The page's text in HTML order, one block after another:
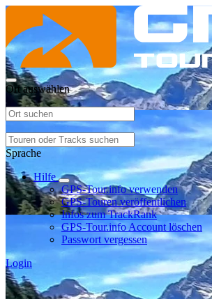
Ort auswählen
Sprache
Hilfe
GPS-Tour.info verwenden
GPS-Touren veröffentlichen
Infos zum TrackRank
GPS-Tour.info Account löschen
Passwort vergessen
Login